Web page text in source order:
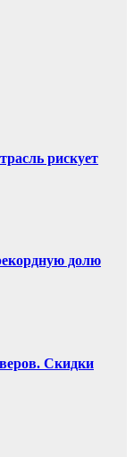
рискует
долю
Скидки